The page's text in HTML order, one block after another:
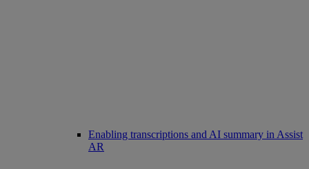
Enabling transcriptions and AI summary in Assist
AR